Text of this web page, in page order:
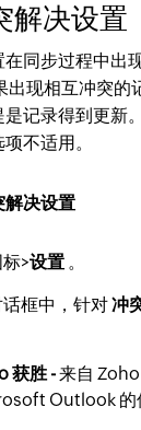
解决设置
同步过程中出
出现相互冲突的
记录得到更新
不适用。
解决设置
>设置 。
框中，针对冲
获胜 -来自
Outlook 的